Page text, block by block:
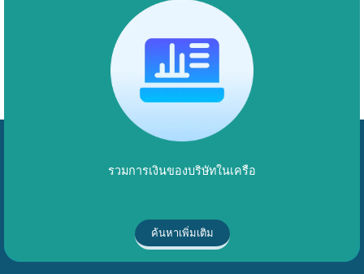
รวมการเงินของบริษัทในเครือ
ค้นหาเพิ่มเติม